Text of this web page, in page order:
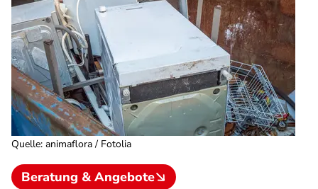
Quelle: animaflora / Fotolia
Beratung & Angebote